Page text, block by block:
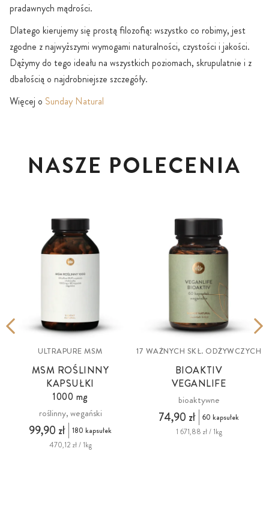
pradawnych mądrości.
Dlatego kierujemy się prostą filozofią: wszystko co robimy, jest
zgodne z najwyższymi wymogami naturalności, czystości i jakości.
Dążymy do tego ideału na wszystkich poziomach, skrupulatnie i z
dbałością o najdrobniejsze szczegóły.
Więcej o Sunday Natural
NASZE POLECENIA
ULTRAPURE MSM
MSM ROŚLINNY
KAPSUŁKI
1000 mg
roślinny, wegański
99,90 zł
180 kapsułek
470,12 zł / 1kg
17 WAŻNYCH SKŁ. ODŻYWCZYCH
BIOAKTIV
VEGANLIFE
bioaktywne
74,90 zł
60 kapsułek
1 671,88 zł / 1kg